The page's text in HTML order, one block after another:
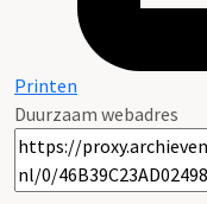
Printen
Duurzaam webadres